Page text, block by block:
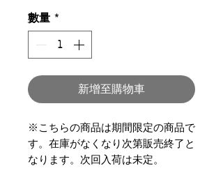
數量 *
新增至購物車
※こちらの商品は期間限定の商品で
す。在庫がなくなり次第販売終了と
なります。次回入荷は未定。